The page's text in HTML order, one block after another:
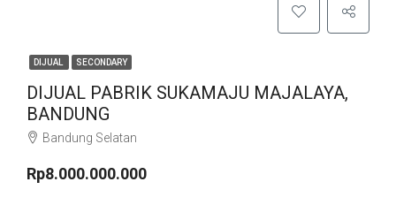
DIJUAL SECONDARY
DIJUAL PABRIK SUKAMAJU MAJALAYA,
BANDUNG
Bandung Selatan
Rp8.000.000.000